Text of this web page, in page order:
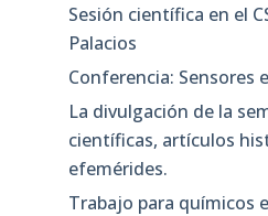
Sesión científica en el
Palacios
Conferencia: Sensores
La divulgación de la
científicas, artículos
efemérides.
Trabajo para químicos